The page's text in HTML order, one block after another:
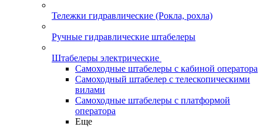
Тележки гидравлические (Рокла, рохла)
Ручные гидравлические штабелеры
Штабелеры электрические
Самоходные штабелеры с кабиной оператора
Самоходный штабелер с телескопическими
вилами
Самоходные штабелеры с платформой
оператора
Еще